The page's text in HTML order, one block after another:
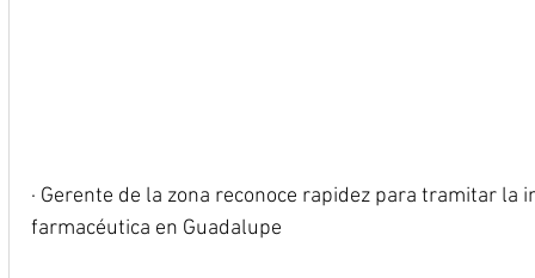
· Gerente de la zona reconoce rapidez para tramitar la
farmacéutica en Guadalupe